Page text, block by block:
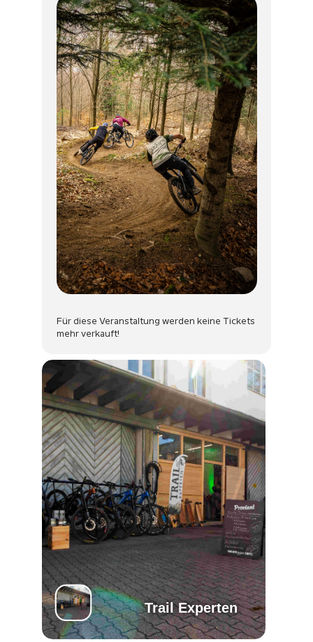
Für diese Veranstaltung werden keine Tickets
mehr verkauft!
Trail Experten